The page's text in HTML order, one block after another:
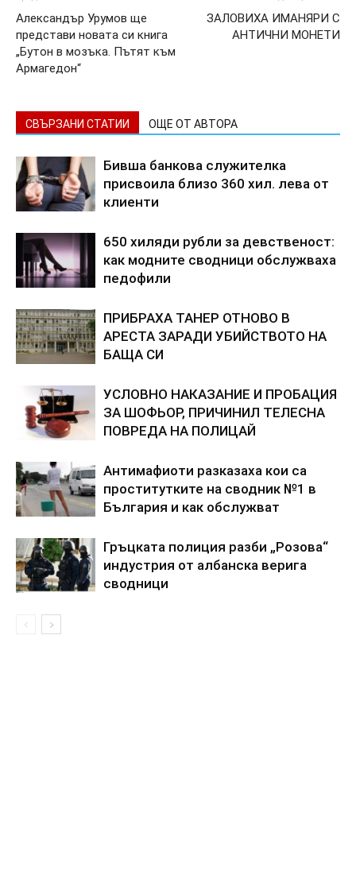
Александър Урумов ще
представи новата си книга
„Бутон в мозъка. Пътят към
Армагедон“
ЗАЛОВИХА ИМАНЯРИ С
АНТИЧНИ МОНЕТИ
СВЪРЗАНИ СТАТИИ ОЩЕ ОТ АВТОРА
Бивша банкова служителка
присвоила близо 360 хил. лева от
клиенти
650 хиляди рубли за девственост:
как модните сводници обслужваха
педофили
ПРИБРАХА ТАНЕР ОТНОВО В
АРЕСТА ЗАРАДИ УБИЙСТВОТО НА
БАЩА СИ
УСЛОВНО НАКАЗАНИЕ И ПРОБАЦИЯ
ЗА ШОФЬОР, ПРИЧИНИЛ ТЕЛЕСНА
ПОВРЕДА НА ПОЛИЦАЙ
Антимафиоти разказаха кои са
проститутките на сводник №1 в
България и как обслужват
Гръцката полиция разби „Розова“
индустрия от албанска верига
сводници